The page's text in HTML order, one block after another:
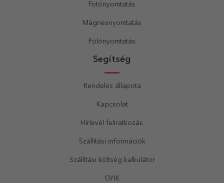
Fotónyomtatás
Mágnesnyomtatás
Pólónyomtatás
Segítség
Rendelés állapota
Kapcsolat
Hírlevél feliratkozás
Szállítási információk
Szállítási költség kalkulátor
GYIK